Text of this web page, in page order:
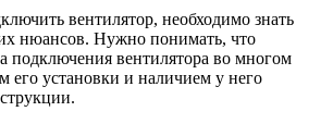
вентилятор, необходимо знать
нюансов. Нужно понимать, что
подключения вентилятора во многом
его установки и наличием у него